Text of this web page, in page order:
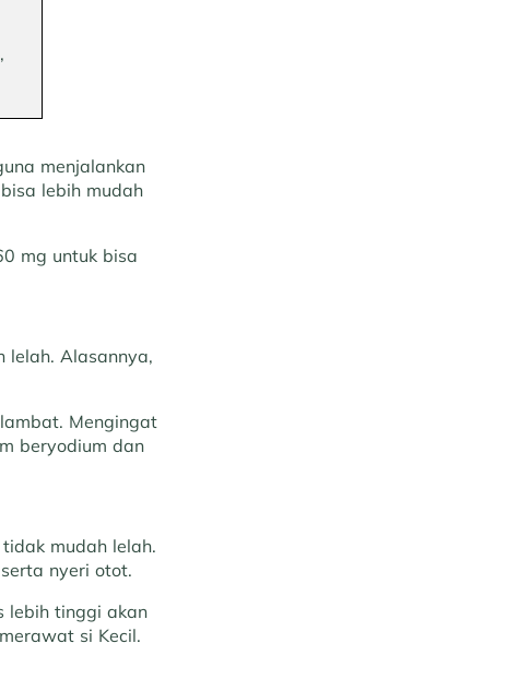
menjalankan
lebih mudah
mg untuk bisa
lelah. Alasannya,
Mengingat
beryodium dan
mudah lelah.
nyeri otot.
lebih tinggi akan
si Kecil.